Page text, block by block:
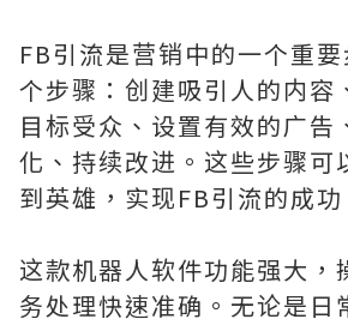
FB引流是营销中的一个重
个步骤：创建吸引人的内容
目标受众、设置有效的广告
化、持续改进。这些步骤可
到英雄，实现FB引流的成功
这款机器人软件功能强大，
务处理快速准确。无论是日